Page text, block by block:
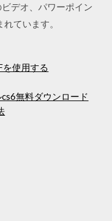
デオ、パワーポイン
ています。
使用する
無料ダウンロード